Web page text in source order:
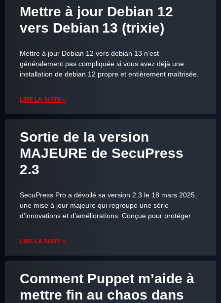
Mettre à jour Debian 12
vers Debian 13 (trixie)
Mettre à jour Debian 12 vers debian 13 n’est
généralement pas compliquée si vous avez déjà une
installation de debian 12 propre et entièrement maîtrisée.
LIRE LA SUITE »
Sortie de la version
MAJEURE de SecuPress
2.3
SecuPress Pro a dévoilé sa version 2.3 le 18 mars 2025,
une mise à jour majeure qui regroupe une série
d’innovations et d’améliorations. Conçue pour protéger
LIRE LA SUITE »
Comment Puppet m’aide à
mettre fin au chaos dans